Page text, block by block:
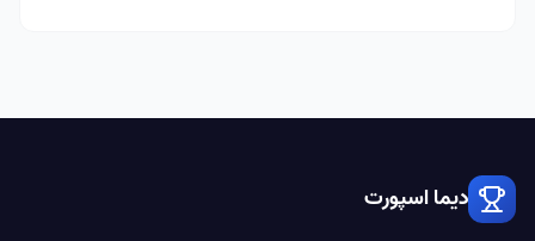
دیما اسپورت